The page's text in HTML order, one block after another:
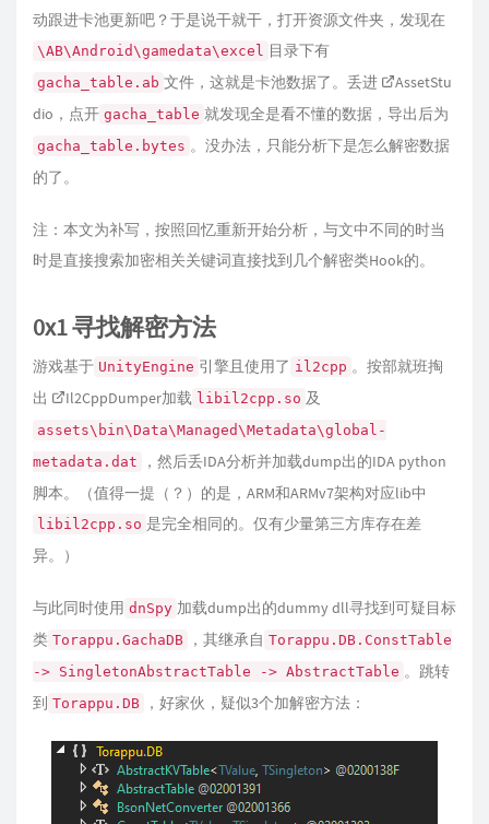
动跟进卡池更新吧？于是说干就干，打开资源文件夹，发现在
\AB\Android\gamedata\excel 目录下有
gacha_table.ab 文件，这就是卡池数据了。丢进
AssetStu
dio ，点开 gacha_table 就发现全是看不懂的数据，导出后为
gacha_table.bytes 。没办法，只能分析下是怎么解密数据
的了。
注：本文为补写，按照回忆重新开始分析，与文中不同的时当
时是直接搜索加密相关关键词直接找到几个解密类Hook的。
0x1 寻找解密方法
游戏基于 UnityEngine 引擎且使用了 il2cpp 。按部就班掏
出
Il2CppDumper加载 libil2cpp.so 及
assets\bin\Data\Managed\Metadata\global-
metadata.dat
，然后丢IDA分析并加载dump出的IDA python
脚本。（值得一提（？）的是，ARM和ARMv7架构对应lib中
libil2cpp.so 是完全相同的。仅有少量第三方库存在差
异。）
与此同时使用 dnSpy 加载dump出的dummy dll寻找到可疑目标
类 Torappu.GachaDB ，其继承自 Torappu.DB.ConstTable
-> SingletonAbstractTable -> AbstractTable 。跳转
到 Torappu.DB ，好家伙，疑似3个加解密方法：